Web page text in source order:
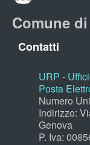
Comune
Contatti
URP -
Posta
Numero
Indirizzo:
Genova
P. Iva: